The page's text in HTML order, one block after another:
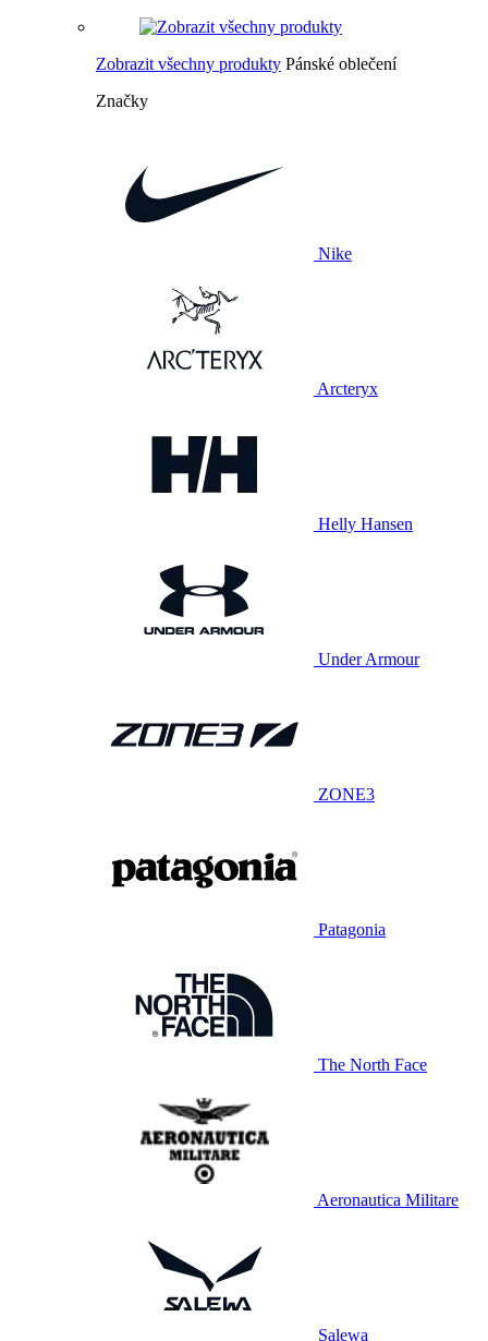
Zobrazit všechny produkty Pánské oblečení
Značky
Nike
Arcteryx
Helly Hansen
Under Armour
ZONE3
Patagonia
The North Face
Aeronautica Militare
Salewa